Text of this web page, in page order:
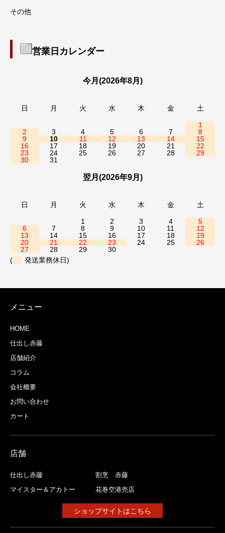
その他
営業日カレンダー
今月(2026年8月)
日 月 火 水 木 金 土
1
2
3 4 5 6 7
8
9
10 11 12 13 14
15
16
17 18 19 20 21
22
23
24 25 26 27 28
29
30
31
翌月(2026年9月)
日 月 火 水 木 金 土
1 2 3 4
5
6
7 8 9 10 11
12
13
14 15 16 17 18
19
20
21 22 23 24 25
26
27
28 29
30
(
発送業務休日)
メニュー
HOME
仕出し赤藤
店舗紹介
コラム
会社概要
お問い合わせ
カート
店舗
仕出し赤藤
割烹 赤藤
マイスター＆アカトー
花巻空港売店
ショップサイトはこちら